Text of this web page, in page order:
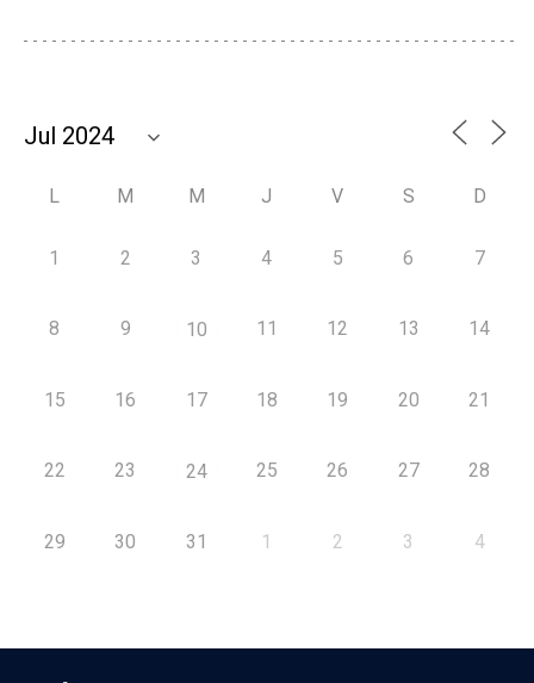
L M M J V S D
1 2 3 4 5 6 7
8 9 10 11 12 13 14
15 16 17 18 19 20 21
22 23 24 25 26 27 28
29 30 31 1 2 3 4